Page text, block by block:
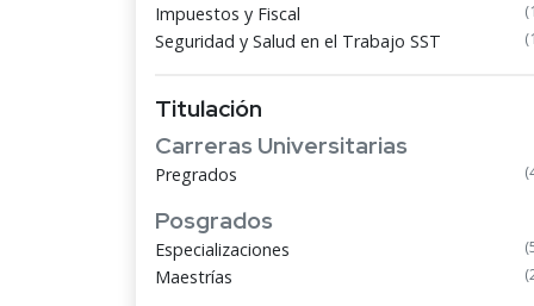
Impuestos y Fiscal
Seguridad y Salud en el Trabajo SST
Titulación
Carreras Universitarias
Pregrados
Posgrados
Especializaciones
Maestrías